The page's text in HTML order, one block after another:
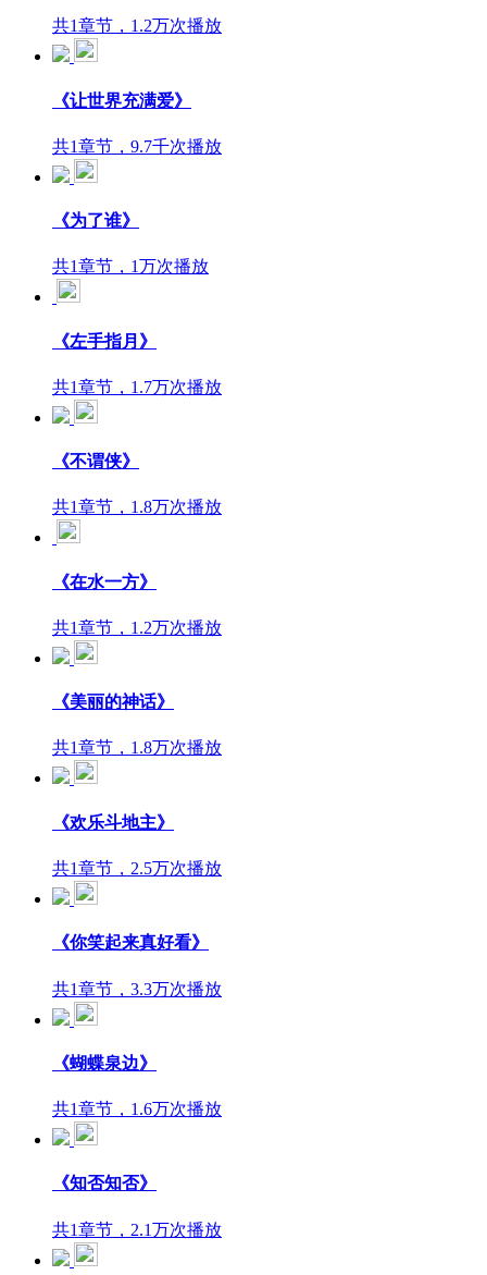
共1章节，1.2万次播放
《让世界充满爱》
共1章节，9.7千次播放
《为了谁》
共1章节，1万次播放
《左手指月》
共1章节，1.7万次播放
《不谓侠》
共1章节，1.8万次播放
《在水一方》
共1章节，1.2万次播放
《美丽的神话》
共1章节，1.8万次播放
《欢乐斗地主》
共1章节，2.5万次播放
《你笑起来真好看》
共1章节，3.3万次播放
《蝴蝶泉边》
共1章节，1.6万次播放
《知否知否》
共1章节，2.1万次播放